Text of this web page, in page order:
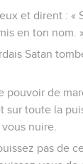
et dirent : «
en ton nom.
Satan
pouvoir de
sur toute la
nuire.
pas de